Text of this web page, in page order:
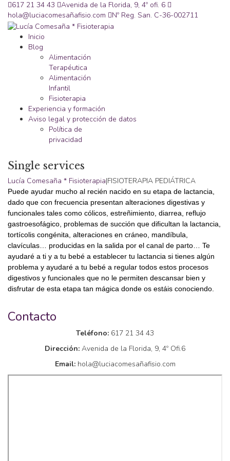
617 21 34 43
Avenida de la Florida, 9, 4º ofi. 6
hola@luciacomesañafisio.com
Nº Reg. San. C-36-002711
Inicio
Blog
Alimentación
Terapéutica
Alimentación
Infantil
Fisioterapia
Experiencia y formación
Aviso legal y protección de datos
Política de
privacidad
Single services
Lucía Comesaña * Fisioterapia|FISIOTERAPIA PEDIÁTRICA
Puede ayudar mucho al recién nacido en su etapa de lactancia,
dado que con frecuencia presentan alteraciones digestivas y
funcionales tales como cólicos, estreñimiento, diarrea, reflujo
gastroesofágico, problemas de succión que dificultan la lactancia,
tortícolis congénita, alteraciones en cráneo, mandíbula,
clavículas… producidas en la salida por el canal de parto… Te
ayudaré a ti y a tu bebé a establecer tu lactancia si tienes algún
problema y ayudaré a tu bebé a regular todos estos procesos
digestivos y funcionales que no le permiten descansar bien y
disfrutar de esta etapa tan mágica donde os estáis conociendo.
Contacto
Teléfono: 617 21 34 43
Dirección: Avenida de la Florida, 9, 4º Ofi.6
Email:hola@luciacomesañafisio.com